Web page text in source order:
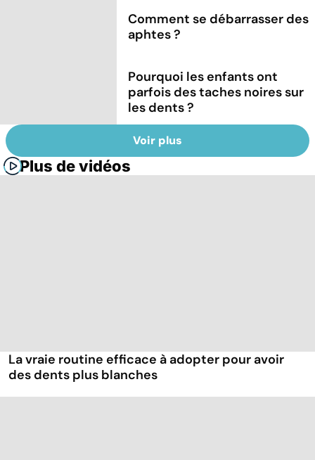
Comment se débarrasser des
aphtes ?
Pourquoi les enfants ont
parfois des taches noires sur
les dents ?
Voir plus
Plus de vidéos
La vraie routine efficace à adopter pour avoir
des dents plus blanches